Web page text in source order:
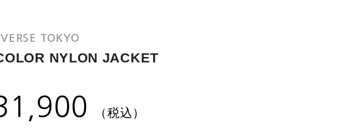
TOKYO
NYLON JACKET
（税込）